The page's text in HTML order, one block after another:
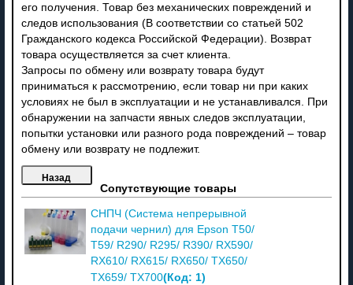
его получения. Товар без механических повреждений и
следов использования (В соответствии со статьей 502
Гражданского кодекса Российской Федерации). Возврат
товара осуществляется за счет клиента.
Запросы по обмену или возврату товара будут
приниматься к рассмотрению, если товар ни при каких
условиях не был в эксплуатации и не устанавливался. При
обнаружении на запчасти явных следов эксплуатации,
попытки установки или разного рода повреждений – товар
обмену или возврату не подлежит.
Сопутствующие товары
СНПЧ (Система непрерывной
подачи чернил) для Epson T50/
T59/ R290/ R295/ R390/ RX590/
RX610/ RX615/ RX650/ TX650/
TX659/ TX700(Код: 1)